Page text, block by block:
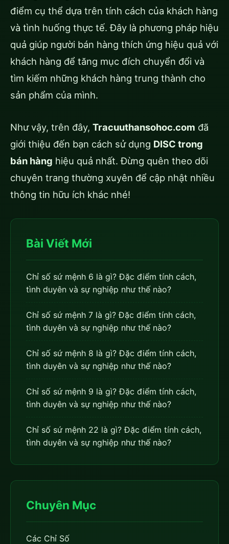
điểm cụ thể dựa trên tính cách của khách hàng
và tình huống thực tế. Đây là phương pháp hiệu
quả giúp người bán hàng thích ứng hiệu quả với
khách hàng để tăng mục đích chuyển đổi và
tìm kiếm những khách hàng trung thành cho
sản phẩm của mình.
Như vậy, trên đây, Tracuuthansohoc.com đã
giới thiệu đến bạn cách sử dụng DISC trong
bán hàng hiệu quả nhất. Đừng quên theo dõi
chuyên trang thường xuyên để cập nhật nhiều
thông tin hữu ích khác nhé!
Bài Viết Mới
Chỉ số sứ mệnh 6 là gì? Đặc điểm tính cách,
tình duyên và sự nghiệp như thế nào?
Chỉ số sứ mệnh 7 là gì? Đặc điểm tính cách,
tình duyên và sự nghiệp như thế nào?
Chỉ số sứ mệnh 8 là gì? Đặc điểm tính cách,
tình duyên và sự nghiệp như thế nào?
Chỉ số sứ mệnh 9 là gì? Đặc điểm tính cách,
tình duyên và sự nghiệp như thế nào?
Chỉ số sứ mệnh 22 là gì? Đặc điểm tính cách,
tình duyên và sự nghiệp như thế nào?
Chuyên Mục
Các Chỉ Số